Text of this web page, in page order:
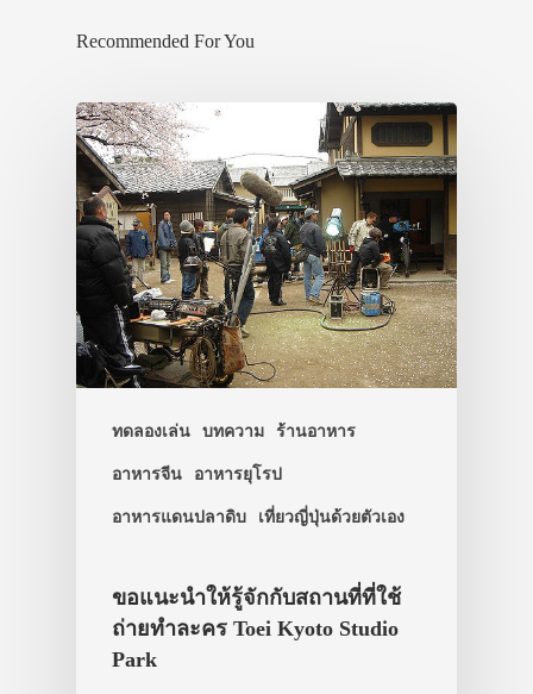
Recommended For You
ทดลองเล่น บทความ ร้านอาหาร
อาหารจีน อาหารยุโรป
อาหารแดนปลาดิบ เที่ยวญี่ปุ่นด้วยตัวเอง
ขอแนะนำให้รู้จักกับสถานที่ที่ใช้
ถ่ายทำละคร Toei Kyoto Studio
Park